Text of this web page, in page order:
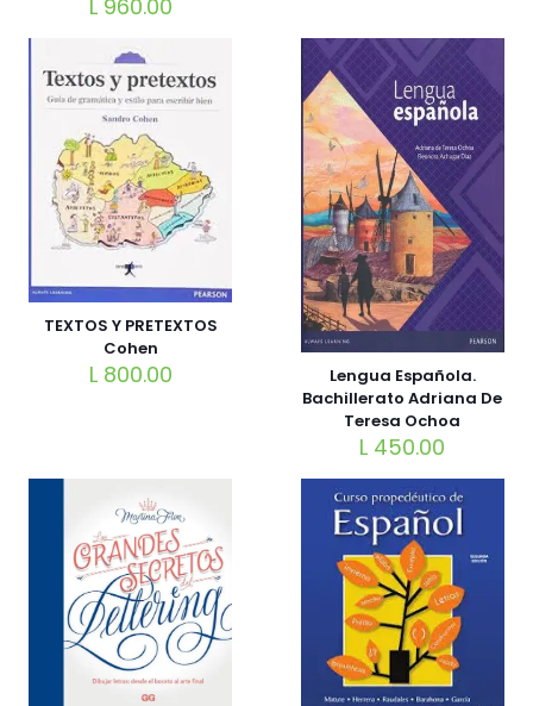
L960.00
TEXTOS Y PRETEXTOS
Cohen
L800.00
Lengua Española.
Bachillerato Adriana De
Teresa Ochoa
L 450.00